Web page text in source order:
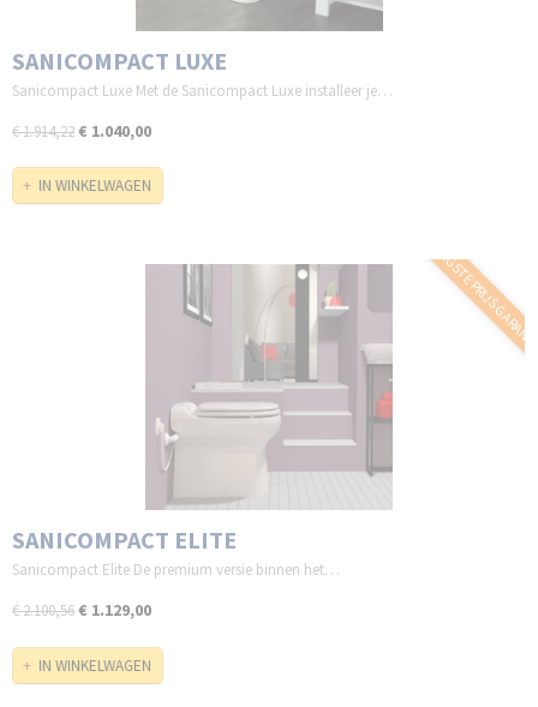
SANICOMPACT LUXE
Sanicompact Luxe Met de Sanicompact Luxe installeer je…
€ 1.914,22€ 1.040,00
IN WINKELWAGEN
LAAGSTE PRIJS
SANICOMPACT ELITE
Sanicompact Elite De premium versie binnen het…
€ 2.100,56€ 1.129,00
IN WINKELWAGEN